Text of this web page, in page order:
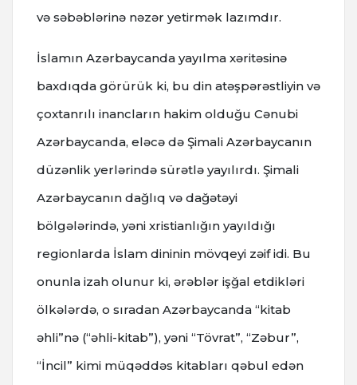
və səbəblərinə nəzər yetirmək lazımdır.
İslamın Azərbaycanda yayılma xəritəsinə
baxdıqda görürük ki, bu din atəşpərəstliyin və
çoxtanrılı inancların hakim olduğu Cənubi
Azərbaycanda, eləcə də Şimali Azərbaycanın
düzənlik yerlərində sürətlə yayılırdı. Şimali
Azərbaycanın dağlıq və dağətəyi
bölgələrində, yəni xristianlığın yayıldığı
regionlarda İslam dininin mövqeyi zəif idi. Bu
onunla izah olunur ki, ərəblər işğal etdikləri
ölkələrdə, o sıradan Azərbaycanda “kitab
əhli”nə (“əhli-kitab”), yəni “Tövrat”, “Zəbur”,
“İncil” kimi müqəddəs kitabları qəbul edən